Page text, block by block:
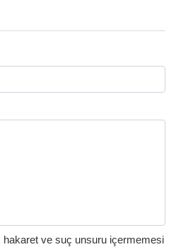
hakaret ve suç unsuru içermemesi